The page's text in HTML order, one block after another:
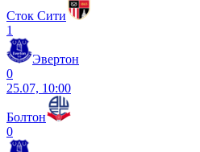
Сток Сити
1
Эвертон
0
25.07, 10:00
Болтон
0